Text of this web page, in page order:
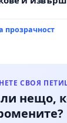
на
проход
прозрачност
СВОЯ
нещо,